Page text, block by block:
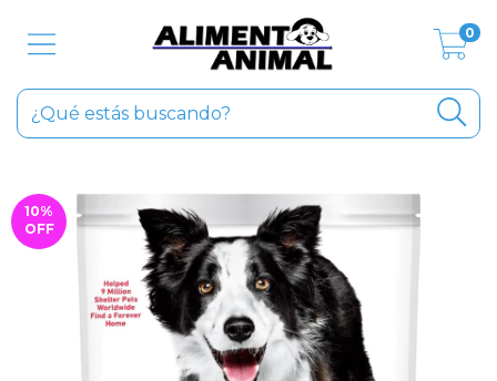
0
10%
OFF